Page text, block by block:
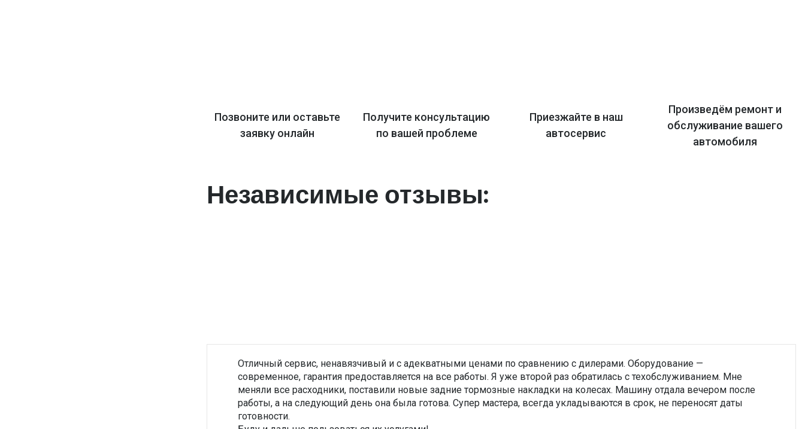
Позвоните или оставьте
заявку онлайн
Получите консультацию
по вашей проблеме
Приезжайте в наш
автосервис
Произведём ремонт и
обслуживание вашего
автомобиля
Независимые отзывы:
Отличный сервис, ненавязчивый и с адекватными ценами по сравнению с дилерами. Оборудование —
современное, гарантия предоставляется на все работы. Я уже второй раз обратилась с техобслуживанием. Мне
меняли все расходники, поставили новые задние тормозные накладки на колесах. Машину отдала вечером после
работы, а на следующий день она была готова. Супер мастера, всегда укладываются в срок, не переносят даты
готовности.